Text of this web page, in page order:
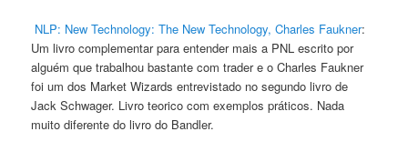
NLP: New Technology: The New Technology, Charles Faukner:
Um livro complementar para entender mais a PNL escrito por
alguém que trabalhou bastante com trader e o Charles Faukner
foi um dos Market Wizards entrevistado no segundo livro de
Jack Schwager. Livro teorico com exemplos práticos. Nada
muito diferente do livro do Bandler.